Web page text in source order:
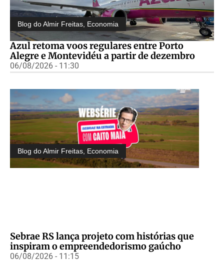
Blog do Almir Freitas Economia
Azul retoma voos regulares entre Porto
Alegre e Montevidéu a partir de dezembro
06/08/2026 - 11:30
Blog do Almir Freitas Economia
Sebrae RS lança projeto com histórias que
inspiram o empreendedorismo gaúcho
06/08/2026 - 11:15